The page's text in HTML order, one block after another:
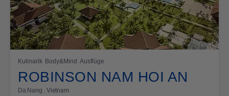
Kulinarik Body&Mind Ausflüge
ROBINSON NAM HOI AN
Da Nang . Vietnam